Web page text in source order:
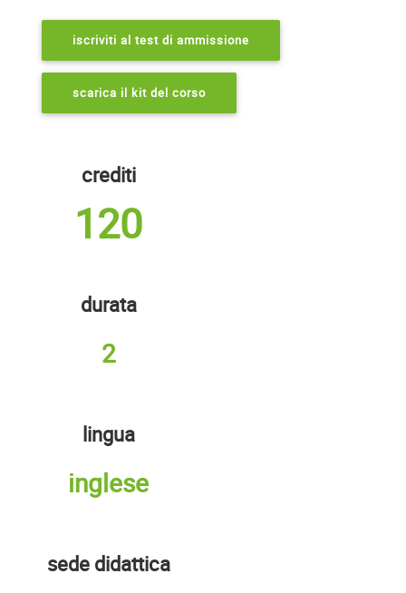
iscriviti al test di ammissione
scarica il kit del corso
crediti
120
durata
2
lingua
inglese
sede didattica